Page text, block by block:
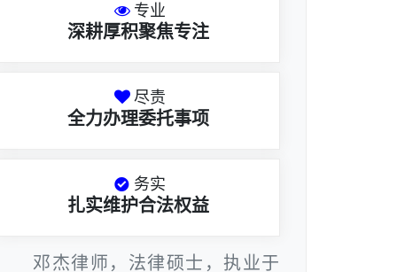
专业
深耕厚积聚焦专注
尽责
全力办理委托事项
务实
扎实维护合法权益
邓杰律师，法律硕士，执业于